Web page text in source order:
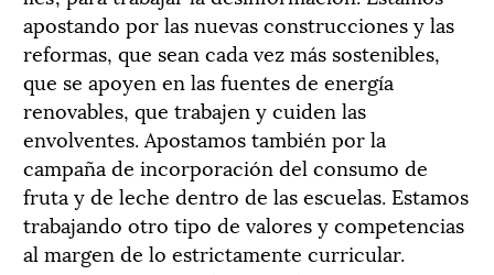
apostando por las nuevas construcciones y las
reformas, que sean cada vez más sostenibles,
que se apoyen en las fuentes de energía
renovables, que trabajen y cuiden las
envolventes. Apostamos también por la
campaña de incorporación del consumo de
fruta y de leche dentro de las escuelas. Estamos
trabajando otro tipo de valores y competencias
al margen de lo estrictamente curricular.